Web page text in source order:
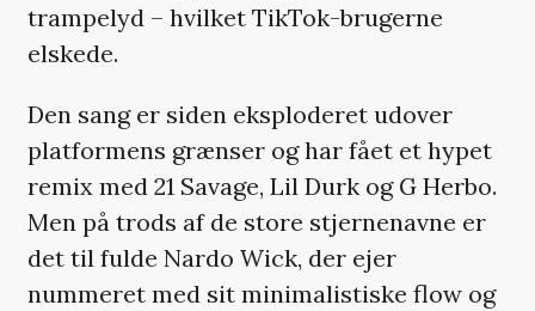
trampelyd – hvilket TikTok-brugerne
elskede.
Den sang er siden eksploderet udover
platformens grænser og har fået et hypet
remix med 21 Savage, Lil Durk og G Herbo.
Men på trods af de store stjernenavne er
det til fulde Nardo Wick, der ejer
nummeret med sit minimalistiske flow og